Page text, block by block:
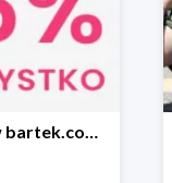
-15% na wszystko w bartek.com.pl